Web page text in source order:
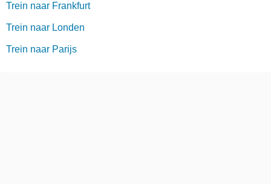
Trein naar Frankfurt
Trein naar Londen
Trein naar Parijs